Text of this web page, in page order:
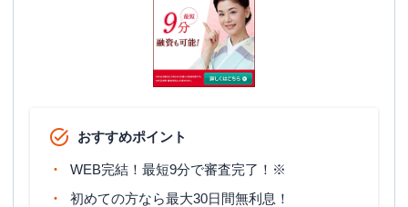
おすすめポイント
WEB完結！最短9分で審査完了！※
初めての方なら最大30日間無利息！